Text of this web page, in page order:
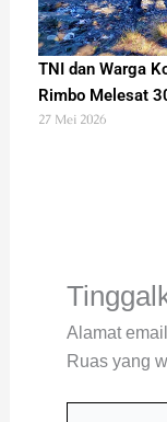
TNI dan Warga
Rimbo Melesat
27 Mei 2026
Alamat
Ruas yang